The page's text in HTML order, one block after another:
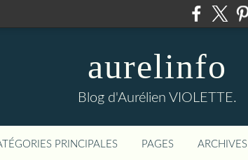
aurelinfo
Blog d'Aurélien VIOLETTE.
PRINCIPALES PAGES ARCHIVES